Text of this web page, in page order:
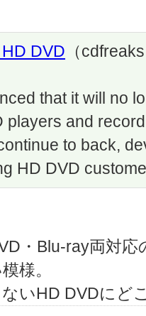
DVD （
that it will no
players and
to back,
HD DVD
・Blu-ray両対
様。
いHD DVDにど